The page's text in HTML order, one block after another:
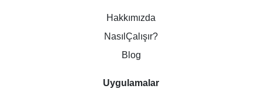
Hakkımızda
NasılÇalışır?
Blog
Uygulamalar